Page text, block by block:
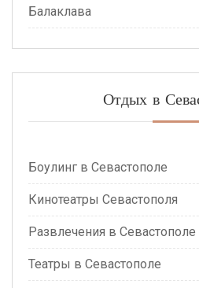
Балаклава
Отдых в
Боулинг в Севастополе
Кинотеатры Севастополя
Развлечения в Севастополе
Театры в Севастополе